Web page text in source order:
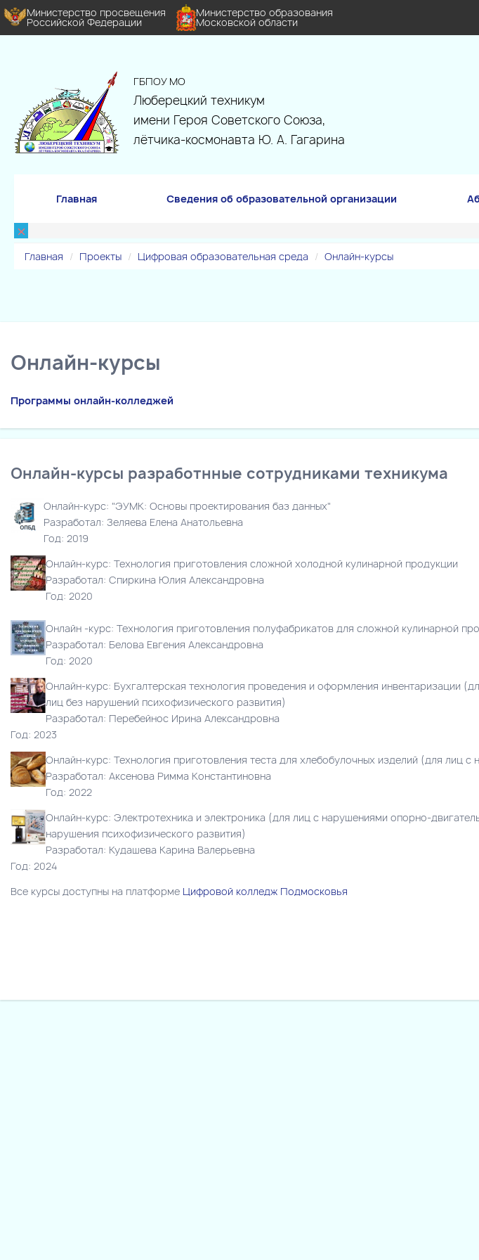
Министерство просвещения
Российской Федерации
Министерство образования
Московской области
ГБПОУ МО
Люберецкий техникум
имени Героя Советского Союза,
лётчика-космонавта Ю. А. Гагарина
Главная Сведения об образовательной организации
×
Главная Проекты Цифровая образовательная среда Онлайн-курсы
Онлайн-курсы
Программы онлайн-колледжей
Онлайн-курсы разработнные сотрудниками техникума
Онлайн-курс: "ЭУМК: Основы проектирования баз данных"
Разработал: Зеляева Елена Анатольевна
Год: 2019
Онлайн-курс: Технология приготовления сложной холодной кулинарной продукции
Разработал: Спиркина Юлия Александровна
Год: 2020
Онлайн -курс: Технология приготовления полуфабрикатов для сложной кулинарной
Разработал: Белова Евгения Александровна
Год: 2020
Онлайн-курс: Бухгалтерская технология проведения и оформления инвентаризации
лиц без нарушений психофизического развития)
Разработал: Перебейнос Ирина Александровна
Год: 2023
Онлайн-курс: Технология приготовления теста для хлебобулочных изделий (для лиц с
Разработал: Аксенова Римма Константиновна
Год: 2022
Онлайн-курс: Электротехника и электроника (для лиц с нарушениями опорно-
нарушения психофизического развития)
Разработал: Кудашева Карина Валерьевна
Год: 2024
Все курсы доступны на платформе Цифровой колледж Подмосковья